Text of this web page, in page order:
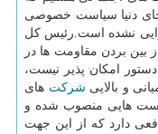
دنیا سیاست خصوصی
نشده است.رئیس كل
بین بردن مقاومت ها در
امكان پذیر نیست،
و بالایی شركت های
پست هایی منصوب شده و
دارد كه از این جهت